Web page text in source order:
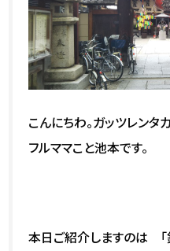
こんにちわ。ガッツレン
フルママこと池本です。
本日ご紹介しますのは 「